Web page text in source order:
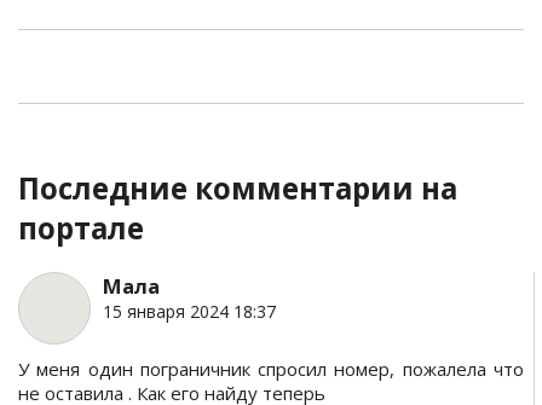
Последние комментарии на
портале
Мала
15 января 2024 18:37
У меня один пограничник спросил номер, пожалела что
не оставила . Как его найду теперь